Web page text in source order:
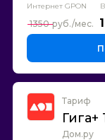
Интернет GPON
1
1350
Тариф
Гига+
Дом.ру